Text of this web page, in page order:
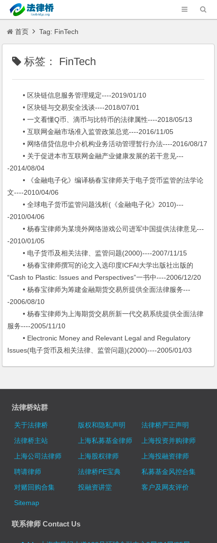
首页 Tag: FinTech
标签： FinTech
• 区块链信息服务管理规定----2019/01/10
• 区块链与交易安全浅谈----2018/07/01
• 一文看懂Q币、滴币与比特币的法律属性----2018/05/13
• 互联网金融市场准入监管政策总览----2016/11/05
• 网络借贷信息中介机构业务活动管理暂行办法----2016/08/17
• 关于促进本市互联网金融产业健康发展的若干意见---
-2014/08/04
• 《金融电子化》编译杨春宝律师关于电子货币监管的法学论
文----2010/04/06
• 全球电子货币监管问题浅析(《金融电子化》2010)---
-2010/04/06
• 杨春宝律师为某境外网络游戏公司进军中国提供法律意见---
-2010/01/05
• 电子货币及相关法律、监管问题(2000)----2007/11/15
• 杨春宝律师撰写的论文入选印度ICFAI大学出版社出版的
“Cash to Plastic: Issues and Perspectives”一书中----2006/12/20
• 杨春宝律师为筹建金融期货交易所提供全面法律服务---
-2006/08/10
• 杨春宝律师为上海期货交易所新一代交易系统提供全面法律
服务----2005/11/10
• Electronic Money and Relevant Legal and Regulatory
Issues(电子货币及相关法律、监管问题)(2000)----2005/01/03
法律桥站群
关于法律桥 版权和隐私声明
法律桥严正声明
法律桥主站
上海私募基金律师
上海投资并购律师
上海公司法律师
上海股权律师
上海投融资律师
聘请律师
法律桥PE宝典
私募基金风控合集
对赌回购合集
投融资讲堂
客户及网友评价
Sitemap
联系律师 Contact Us